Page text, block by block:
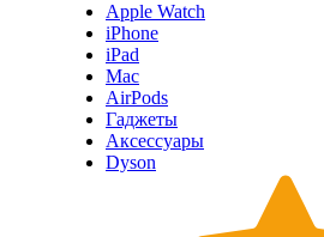
Apple Watch
iPhone
iPad
Mac
AirPods
Гаджеты
Аксессуары
Dyson